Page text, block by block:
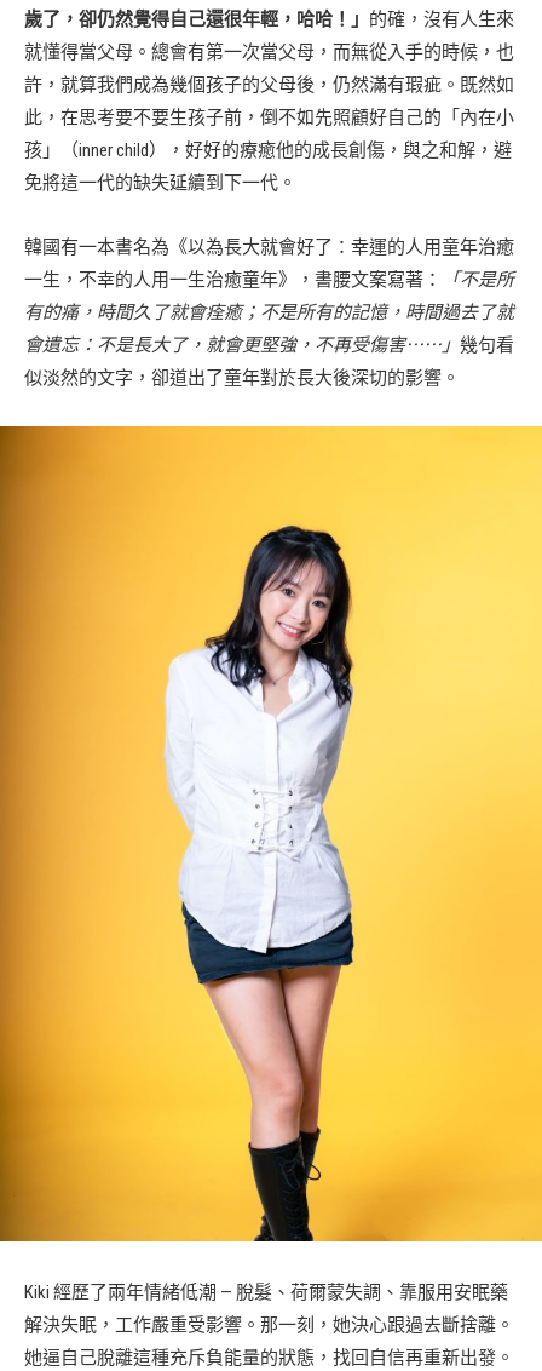
歲了，卻仍然覺得自己還很年輕，哈哈！」 的確，沒有人生來
就懂得當父母。總會有第一次當父母，而無從入手的時候，也
許，就算我們成為幾個孩子的父母後，仍然滿有瑕疵。既然如
此，在思考要不要生孩子前，倒不如先照顧好自己的「內在小
孩」（inner child），好好的療癒他的成長創傷，與之和解，避
免將這一代的缺失延續到下一代。
韓國有一本書名為《以為長大就會好了：幸運的人用童年治癒
一生，不幸的人用一生治癒童年》，書腰文案寫著：
「不是所
有的痛，時間久了就會痊癒；不是所有的記憶，時間過去了就
會遺忘：不是長大了，就會更堅強，不再受傷害⋯⋯」 幾句看
似淡然的文字，卻道出了童年對於長大後深切的影響。
Kiki 經歷了兩年情緒低潮 — 脫髮、荷爾蒙失調、靠服用安眠藥
解決失眠，工作嚴重受影響。那一刻，她決心跟過去斷捨離。
她逼自己脫離這種充斥負能量的狀態，找回自信再重新出發。